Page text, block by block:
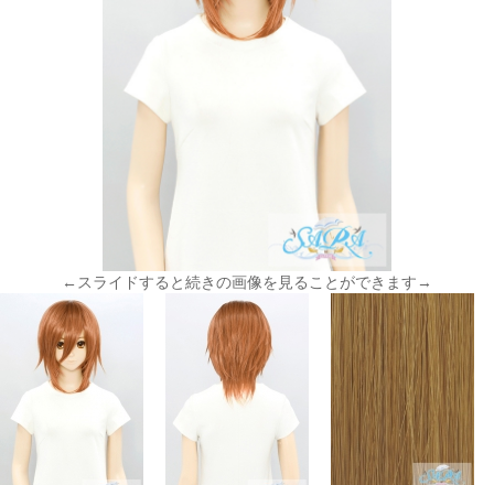
←スライドすると続きの画像を見ることができます→